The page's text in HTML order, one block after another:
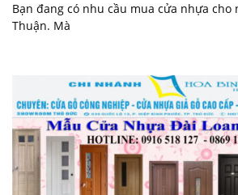
Bạn đang có nhu cầu mua cửa nhựa cho
Thuận. Mà